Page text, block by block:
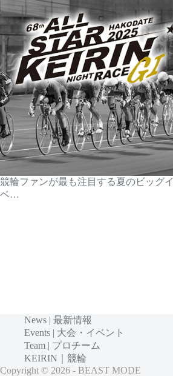
競輪ファンが最も注目する夏のビッグイ
ベ…
News | 最新情報
Events | 大会・イベント
Team | プロチーム
KEIRIN｜競輪
Copyright © 2026 - BEAST MODE